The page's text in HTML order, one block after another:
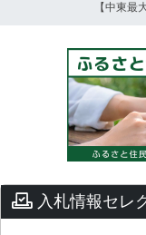
【中東最
入札情報セレ